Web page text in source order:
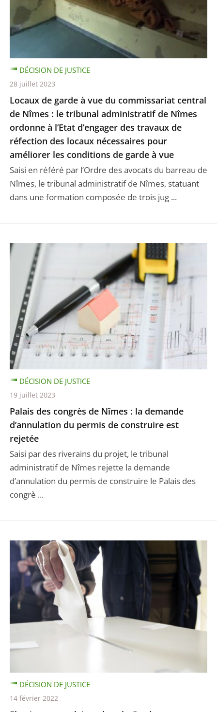
Locaux de garde à vue du commissariat central
de Nîmes : le tribunal administratif de Nîmes
ordonne à l’Etat d’engager des travaux de
réfection des locaux nécessaires pour
améliorer les conditions de garde à vue
Saisi en référé par l’Ordre des avocats du barreau de
Nîmes, le tribunal administratif de Nîmes, statuant
dans une formation composée de trois jug ...
DÉCISION DE JUSTICE
28 juillet 2023
Palais des congrès de Nîmes : la demande
d’annulation du permis de construire est
rejetée
Saisi par des riverains du projet, le tribunal
administratif de Nîmes rejette la demande
d’annulation du permis de construire le Palais des
congrè ...
DÉCISION DE JUSTICE
19 juillet 2023
DÉCISION DE JUSTICE
14 février 2022